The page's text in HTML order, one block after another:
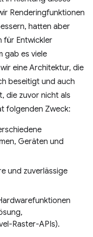
Renderingfunktionen
hatten aber
für Entwickler
gab es viele
eine Architektur, die
beseitigt und auch
die zuvor nicht als
folgenden Zweck:
Geräten und
und zuverlässige
Raster-APIs).